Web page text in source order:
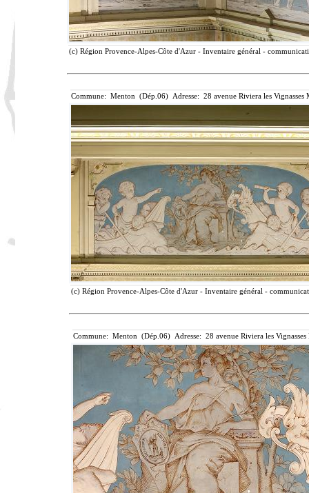
(c) Région Provence-Alpes-Côte d'Azur - Inventaire général -
Commune: Menton (Dép.06) Adresse: 28 avenue Riviera les
(c) Région Provence-Alpes-Côte d'Azur - Inventaire général -
Commune: Menton (Dép.06) Adresse: 28 avenue Riviera les